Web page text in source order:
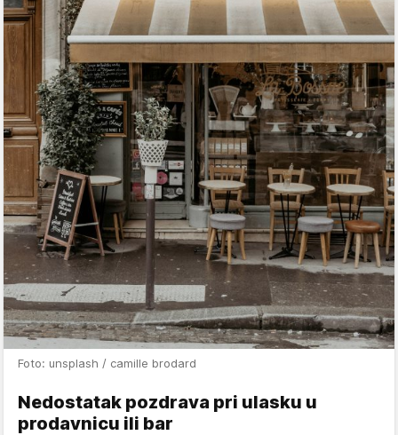
Foto: unsplash / camille brodard
Nedostatak pozdrava pri ulasku u
prodavnicu ili bar